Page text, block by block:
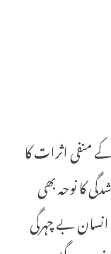
منفی اثرات کا
کا نوحہ بھی
بے چہرگی